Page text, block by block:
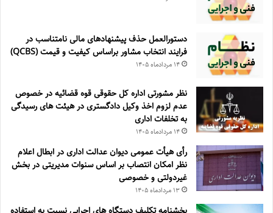
دستورالعمل حذف پيشنهادهای مالی نامتناسب در
فرايند انتخاب مشاور براساس كيفيت و قيمت (QCBS)
۱۴ مرداد‌ماه ۱۴۰۵
نظر مشورتی اداره کل حقوقی قوه قضائیه در خصوص
عدم لزوم اخذ وکیل دادگستری در هیئت های رسیدگی
به تخلفات اداری
۱۴ مرداد‌ماه ۱۴۰۵
رأی هیأت عمومی دیوان عدالت اداری در ابطال اعلام
نظر امکان انتصاب بر اساس سنوات مدیریتی در بخش
غیردولتی و خصوصی
۱۳ مرداد‌ماه ۱۴۰۵